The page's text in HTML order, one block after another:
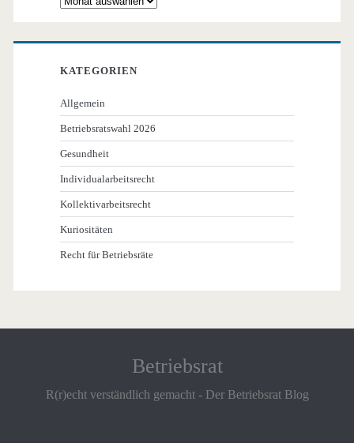
KATEGORIEN
Allgemein
Betriebsratswahl 2026
Gesundheit
Individualarbeitsrecht
Kollektivarbeitsrecht
Kuriositäten
Recht für Betriebsräte
Betriebsrat
R(r)echt verständlich gemacht - Der Betriebsrat Blog